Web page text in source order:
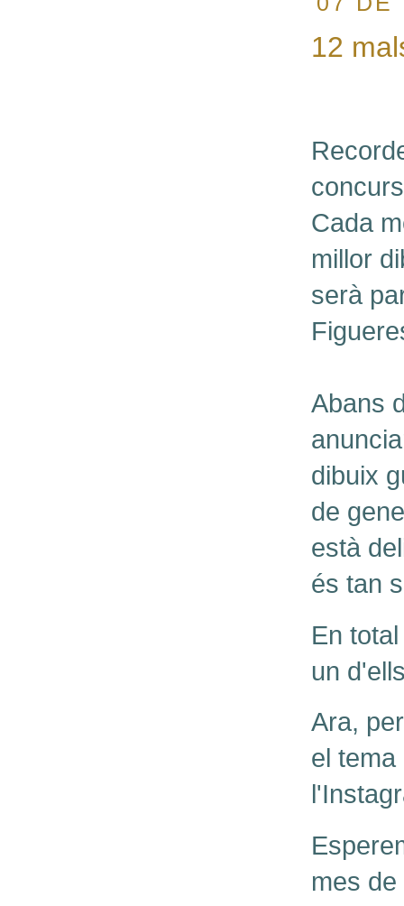
12
Cada
millor
serà
Abans
dibuix
de
està
és tan
En
un
Ara,
el tema
mes de